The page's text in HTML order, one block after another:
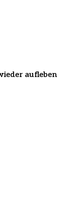
aufleben